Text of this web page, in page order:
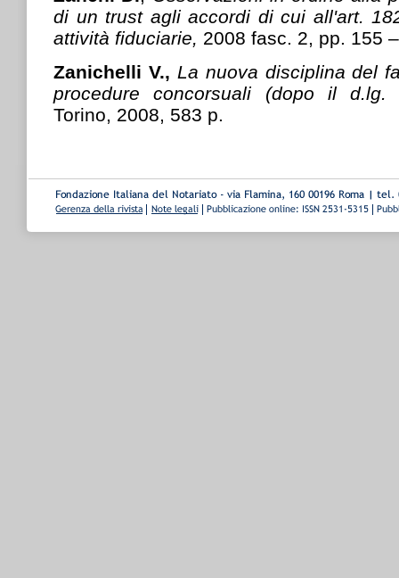
di un trust agli accordi di cui all'art.
attività fiduciarie, 2008 fasc. 2, pp. 155
Zanichelli V., La nuova disciplina del
procedure concorsuali (dopo il d.lg.
Torino, 2008, 583 p.